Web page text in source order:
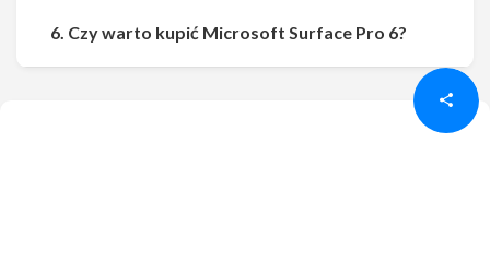
Udostępnij Udostępnij
6. Czy warto kupić Microsoft Surface Pro 6?